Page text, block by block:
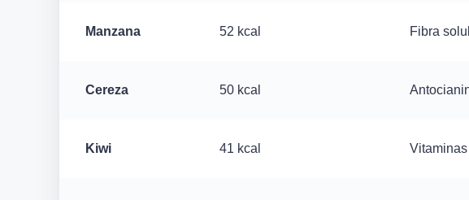
Manzana 52 kcal Fibra
Cereza 50 kcal
Kiwi 41 kcal